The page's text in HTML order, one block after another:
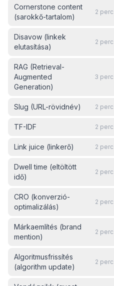
Cornerstone content
(sarokkő-tartalom)
2 perc
Disavow (linkek
elutasítása)
2 perc
RAG (Retrieval-
Augmented
Generation)
3 perc
Slug (URL-rövidnév) 2 perc
TF-IDF 2 perc
Link juice (linkerő) 2 perc
Dwell time (eltöltött
idő)
2 perc
CRO (konverzió-
optimalizálás)
2 perc
Márkaemlítés (brand
mention)
2 perc
Algoritmusfrissítés
(algorithm update)
2 perc